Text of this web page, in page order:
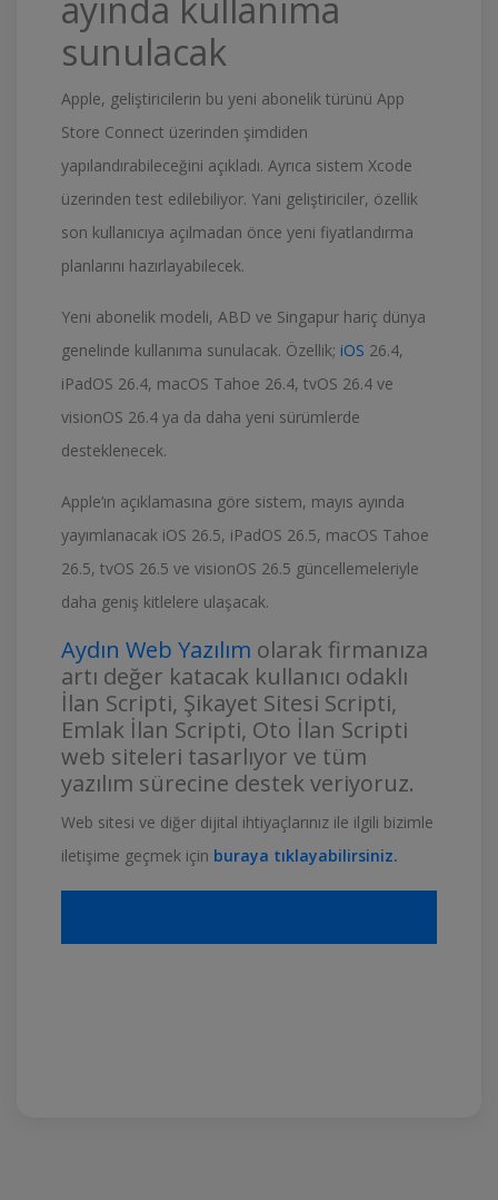
ayında kullanıma
sunulacak
Apple, geliştiricilerin bu yeni abonelik türünü App
Store Connect üzerinden şimdiden
yapılandırabileceğini açıkladı. Ayrıca sistem Xcode
üzerinden test edilebiliyor. Yani geliştiriciler, özellik
son kullanıcıya açılmadan önce yeni fiyatlandırma
planlarını hazırlayabilecek.
Yeni abonelik modeli, ABD ve Singapur hariç dünya
genelinde kullanıma sunulacak. Özellik; iOS 26.4,
iPadOS 26.4, macOS Tahoe 26.4, tvOS 26.4 ve
visionOS 26.4 ya da daha yeni sürümlerde
desteklenecek.
Apple’ın açıklamasına göre sistem, mayıs ayında
yayımlanacak iOS 26.5, iPadOS 26.5, macOS Tahoe
26.5, tvOS 26.5 ve visionOS 26.5 güncellemeleriyle
daha geniş kitlelere ulaşacak.
Aydın Web Yazılım olarak firmanıza
artı değer katacak kullanıcı odaklı
İlan Scripti, Şikayet Sitesi Scripti,
Emlak İlan Scripti, Oto İlan Scripti
web siteleri tasarlıyor ve tüm
yazılım sürecine destek veriyoruz.
Web sitesi ve diğer dijital ihtiyaçlarınız ile ilgili bizimle
iletişime geçmek için buraya tıklayabilirsiniz.